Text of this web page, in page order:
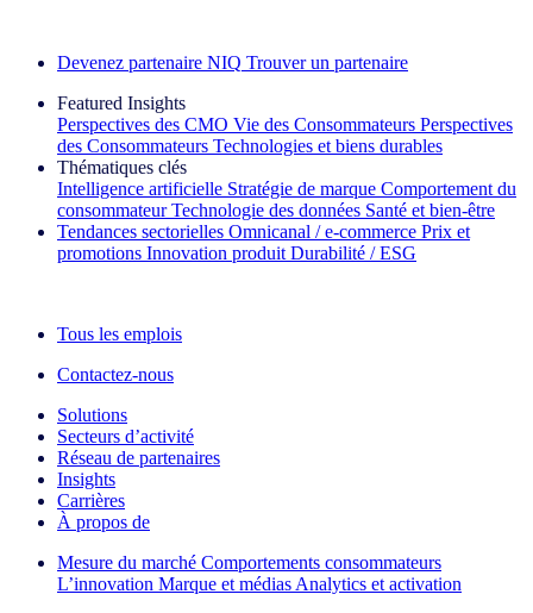
Devenez partenaire NIQ Trouver un partenaire
Featured Insights
Perspectives des CMO Vie des Consommateurs Perspectives
des Consommateurs Technologies et biens durables
Thématiques clés
Intelligence artificielle Stratégie de marque Comportement du
consommateur Technologie des données Santé et bien‑être
Tendances sectorielles Omnicanal / e‑commerce Prix et
promotions Innovation produit Durabilité / ESG
Tous les emplois
Contactez-nous
Solutions
Secteurs d’activité
Réseau de partenaires
Insights
Carrières
À propos de
Mesure du marché Comportements consommateurs
L’innovation Marque et médias Analytics et activation